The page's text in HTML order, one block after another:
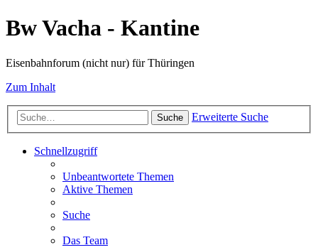
Bw Vacha - Kantine
Eisenbahnforum (nicht nur) für Thüringen
Zum Inhalt
Suche Erweiterte Suche
Schnellzugriff
Unbeantwortete Themen
Aktive Themen
Suche
Das Team